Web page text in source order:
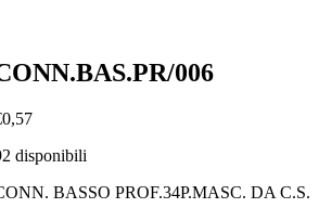
006
0,57
disponibili
BASSO PROF.34P.MASC. DA C.S.